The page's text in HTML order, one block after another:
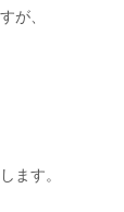
が、
ます。